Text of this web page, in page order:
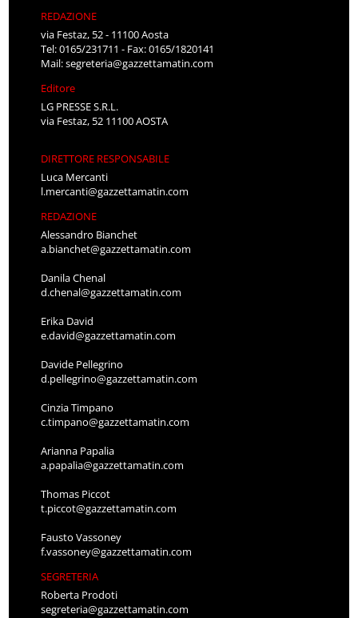
REDAZIONE
via Festaz, 52 - 11100 Aosta
Tel: 0165/231711 - Fax: 0165/1820141
Mail:segreteria@gazzettamatin.com
Editore
LG PRESSE S.R.L.
via Festaz, 52 11100 AOSTA
DIRETTORE RESPONSABILE
Luca Mercanti
l.mercanti@gazzettamatin.com
REDAZIONE
Alessandro Bianchet
a.bianchet@gazzettamatin.com
Danila Chenal
d.chenal@gazzettamatin.com
Erika David
e.david@gazzettamatin.com
Davide Pellegrino
d.pellegrino@gazzettamatin.com
Cinzia Timpano
c.timpano@gazzettamatin.com
Arianna Papalia
a.papalia@gazzettamatin.com
Thomas Piccot
t.piccot@gazzettamatin.com
Fausto Vassoney
f.vassoney@gazzettamatin.com
SEGRETERIA
Roberta Prodoti
segreteria@gazzettamatin.com